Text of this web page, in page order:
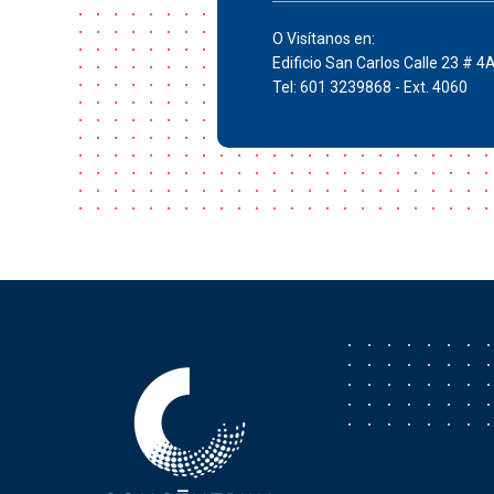
O Visítanos en:
Edificio San Carlos Calle 23 #
Tel: 601 3239868 - Ext. 4060